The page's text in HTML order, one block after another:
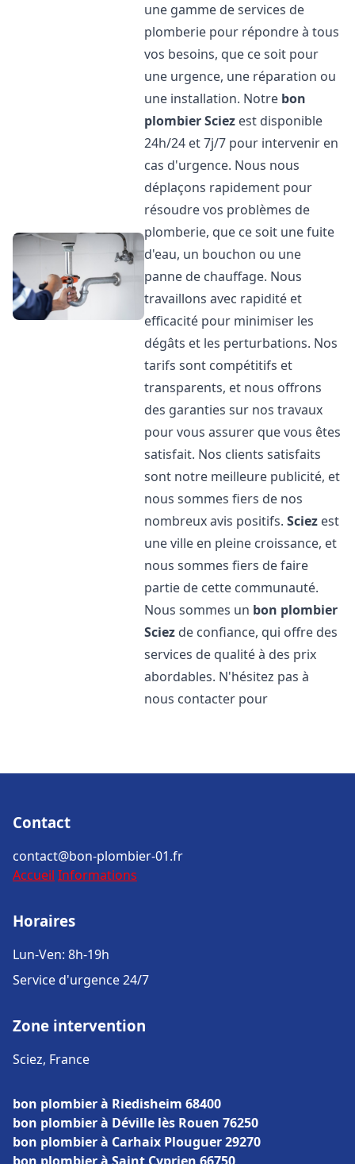
une gamme de services de
plomberie pour répondre à tous
vos besoins, que ce soit pour
une urgence, une réparation ou
une installation. Notre bon
plombierSciez est disponible
24h/24 et 7j/7 pour intervenir en
cas d'urgence. Nous nous
déplaçons rapidement pour
résoudre vos problèmes de
plomberie, que ce soit une fuite
d'eau, un bouchon ou une
panne de chauffage. Nous
travaillons avec rapidité et
efficacité pour minimiser les
dégâts et les perturbations. Nos
tarifs sont compétitifs et
transparents, et nous offrons
des garanties sur nos travaux
pour vous assurer que vous êtes
satisfait. Nos clients satisfaits
sont notre meilleure publicité, et
nous sommes fiers de nos
nombreux avis positifs.Sciez est
une ville en pleine croissance, et
nous sommes fiers de faire
partie de cette communauté.
Nous sommes un bon plombier
Sciez de confiance, qui offre des
services de qualité à des prix
abordables. N'hésitez pas à
nous contacter pour
Contact
contact@bon-plombier-01.fr
Accueil Informations
Horaires
Lun-Ven: 8h-19h
Service d'urgence 24/7
Zone intervention
Sciez, France
bon plombier à Riedisheim 68400
bon plombier à Déville lès Rouen 76250
bon plombier à Carhaix Plouguer 29270